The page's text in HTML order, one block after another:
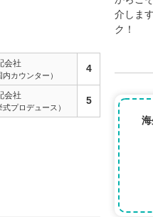
会社
内カウンター）
4
会社
式プロデュース）
5
介しま
ク！